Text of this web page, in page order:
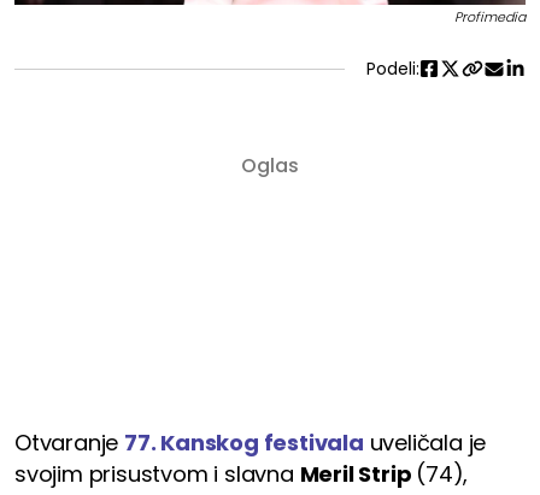
Profimedia
Podeli:
Otvaranje 77. Kanskog festivala uveličala je
svojim prisustvom i slavna Meril Strip (74),